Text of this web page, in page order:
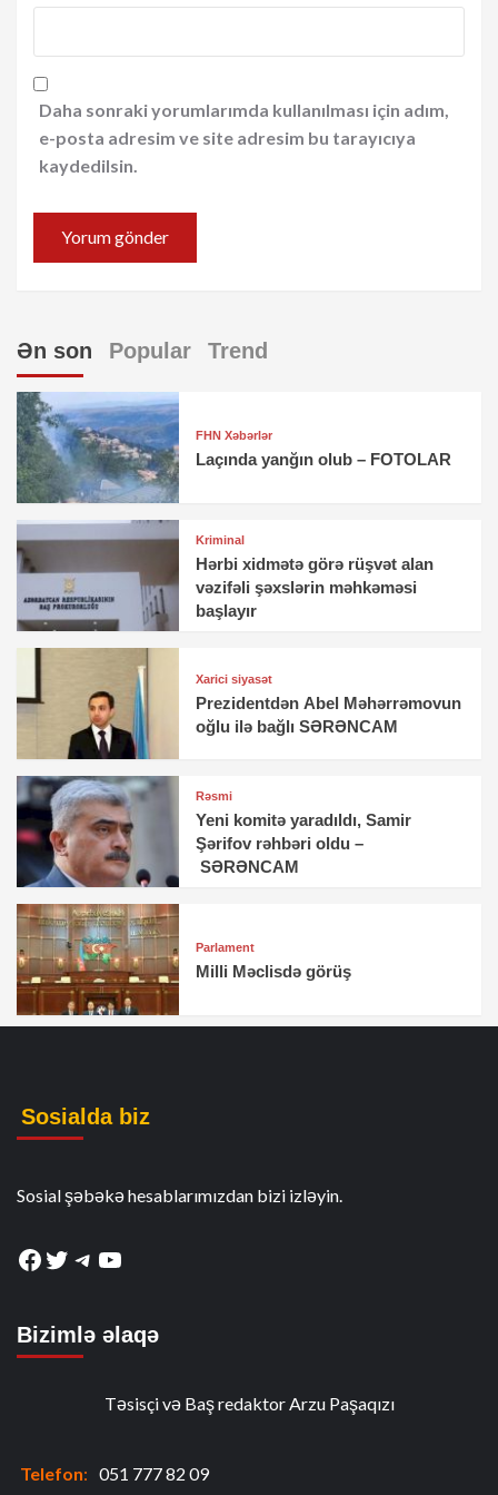
Daha sonraki yorumlarımda kullanılması için adım,
e-posta adresim ve site adresim bu tarayıcıya
kaydedilsin.
Ən son Popular Trend
FHN Xəbərlər
Laçında yanğın olub – FOTOLAR
Kriminal
Hərbi xidmətə görə rüşvət alan
vəzifəli şəxslərin məhkəməsi
başlayır
Xarici siyasət
Prezidentdən Abel Məhərrəmovun
oğlu ilə bağlı SƏRƏNCAM
Rəsmi
Yeni komitə yaradıldı, Samir
Şərifov rəhbəri oldu –
SƏRƏNCAM
Parlament
Milli Məclisdə görüş
Sosialda biz
Sosial şəbəkə hesablarımızdan bizi izləyin.
Facebook
Twitter
Telegram
YouTube
Bizimlə əlaqə
Təsisçi və Baş redaktor Arzu Paşaqızı
Telefon: 051 777 82 09